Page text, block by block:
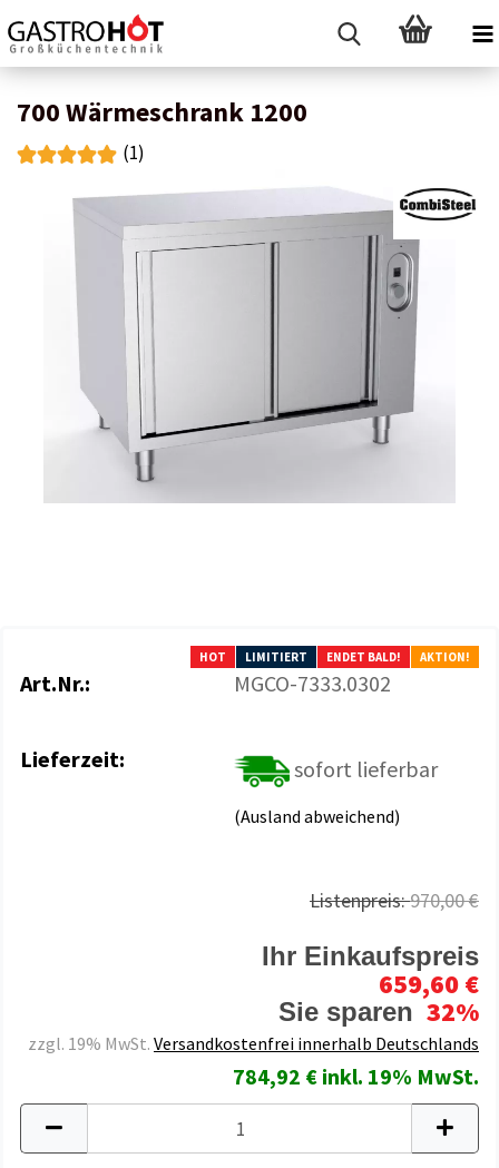
700 Wärmeschrank 1200
(1)
HOT LIMITIERT ENDET BALD! AKTION!
Art.Nr.: MGCO-7333.0302
Lieferzeit: sofort lieferbar
(Ausland abweichend)
Listenpreis:970,00 €
Ihr Einkaufspreis
659,60 €
Sie sparen 32%
zzgl. 19% MwSt. Versandkostenfrei innerhalb Deutschlands
784,92 € inkl. 19% MwSt.